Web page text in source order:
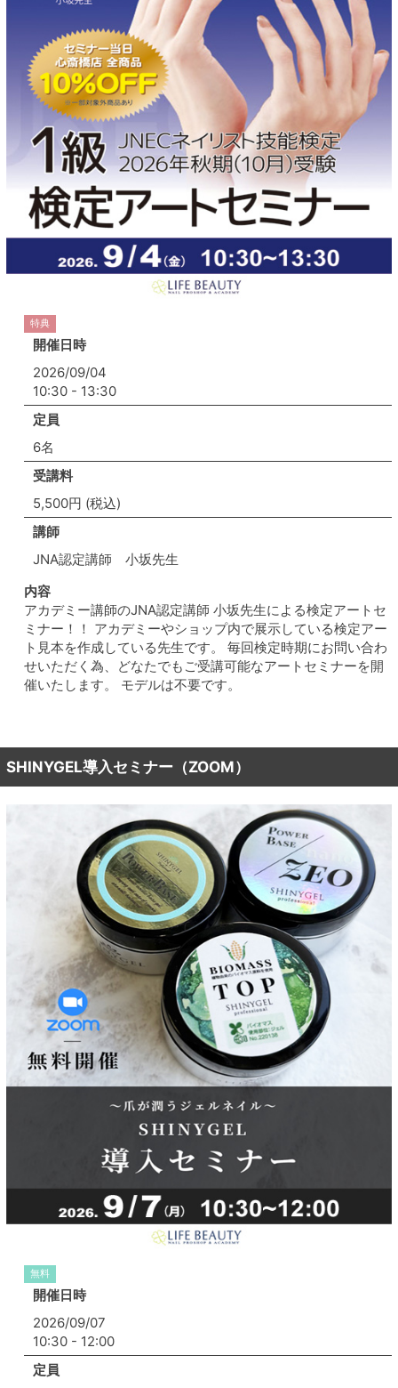
特典
開催日時
2026/09/04
10:30 - 13:30
定員
6名
受講料
5,500円 (税込)
講師
JNA認定講師 小坂先生
内容
アカデミー講師のJNA認定講師 小坂先生による検定アートセ
ミナー！！ アカデミーやショップ内で展示している検定アー
ト見本を作成している先生です。 毎回検定時期にお問い合わ
せいただく為、どなたでもご受講可能なアートセミナーを開
催いたします。 モデルは不要です。
SHINYGEL導入セミナー（ZOOM）
無料
開催日時
2026/09/07
10:30 - 12:00
定員